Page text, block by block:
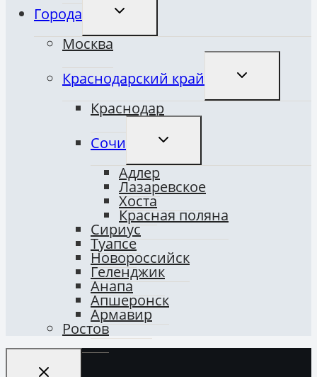
Города
ПЕРЕКЛЮЧИТЬ
ДОЧЕРНЕЕ
Москва
Краснодарский край
ДОЧЕРНЕЕ
Краснодар
Сочи
ПЕРЕКЛЮЧИТЬ
ДОЧЕРНЕЕ
Адлер
Лазаревское
Хоста
Красная поляна
Сириус
Туапсе
Новороссийск
Геленджик
Анапа
Апшеронск
Армавир
Ростов